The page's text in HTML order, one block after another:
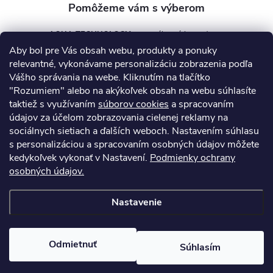
Aby bol pre Vás obsah webu, produkty a ponuky
relevantné, vykonávame personalizáciu zobrazenia podľa
Vášho správania na webe. Kliknutím na tlačítko
"Rozumiem" alebo na akýkoľvek obsah na webu súhlasíte
taktiež s využívaním súborov cookies a spracovaním
údajov za účelom zobrazovania cielenej reklamy na
sociálnych sietiach a ďalších weboch. Nastavením súhlasu
s personalizáciou a spracovaním osobných údajov môžete
kedykoľvek vykonať v Nastavení. Podmienky ochrany
osobných údajov.
Nastavenie
Odmietnuť Súhlasím
AQUA TECHNOLOGY s.r.o.
info @aquatechnology.sk
+421 911 991 394
Informácie pre vás
Kontakty Obchodné podmienky
nastavenie cookies